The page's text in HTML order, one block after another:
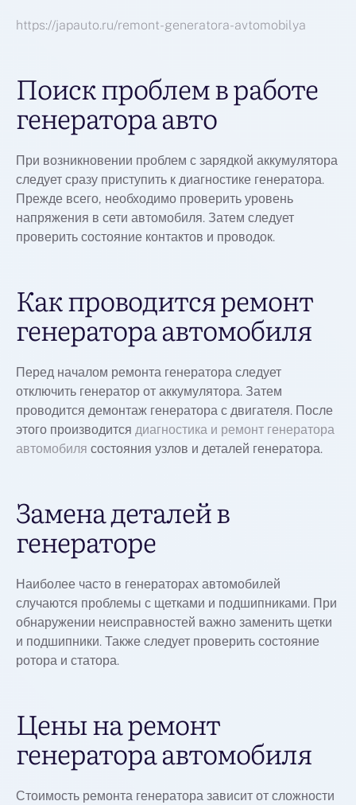
https://japauto.ru/remont-generatora-avtomobilya
Поиск проблем в работе
генератора авто
При возникновении проблем с зарядкой аккумулятора
следует сразу приступить к диагностике генератора.
Прежде всего, необходимо проверить уровень
напряжения в сети автомобиля. Затем следует
проверить состояние контактов и проводок.
Как проводится ремонт
генератора автомобиля
Перед началом ремонта генератора следует
отключить генератор от аккумулятора. Затем
проводится демонтаж генератора с двигателя. После
этого производится диагностика и ремонт генератора
автомобиля состояния узлов и деталей генератора.
Замена деталей в
генераторе
Наиболее часто в генераторах автомобилей
случаются проблемы с щетками и подшипниками. При
обнаружении неисправностей важно заменить щетки
и подшипники. Также следует проверить состояние
ротора и статора.
Цены на ремонт
генератора автомобиля
Стоимость ремонта генератора зависит от сложности